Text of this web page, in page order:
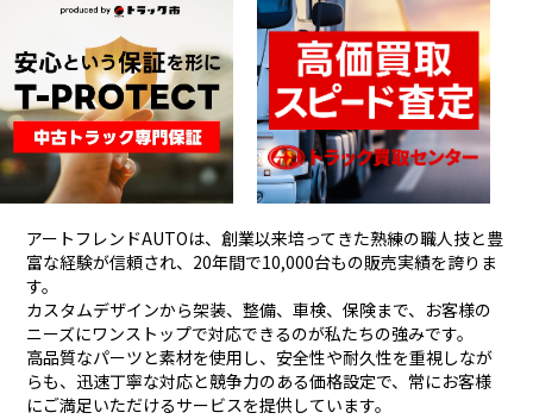
アートフレンドAUTOは、創業以来培ってきた熟練の職人技と豊
富な経験が信頼され、 20年間で10,000台もの販売実績を誇りま
す。
カスタムデザインから架装、整備、車検、保険まで、お客様の
ニーズにワンストップで対応できるのが私たちの強みです。
高品質なパーツと素材を使用し、安全性や耐久性を重視しなが
らも、 迅速丁寧な対応と競争力のある価格設定で、常にお客様
にご満足いただけるサービスを提供しています。